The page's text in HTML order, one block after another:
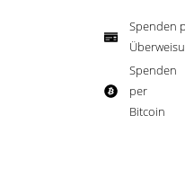
Spenden
Spenden
per
Bitcoin​